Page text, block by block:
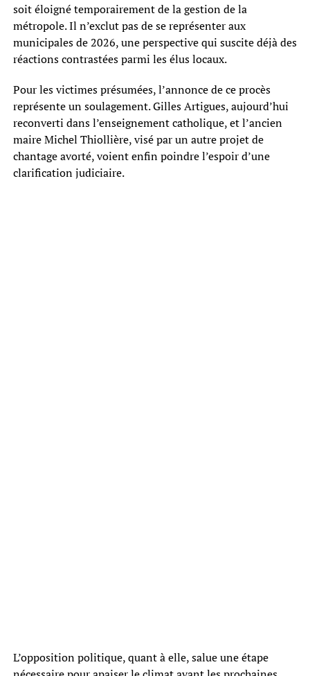
soit éloigné temporairement de la gestion de la
métropole. Il n’exclut pas de se représenter aux
municipales de 2026, une perspective qui suscite déjà des
réactions contrastées parmi les élus locaux.
Pour les victimes présumées, l’annonce de ce procès
représente un soulagement. Gilles Artigues, aujourd’hui
reconverti dans l’enseignement catholique, et l’ancien
maire Michel Thiollière, visé par un autre projet de
chantage avorté, voient enfin poindre l’espoir d’une
clarification judiciaire.
L’opposition politique, quant à elle, salue une étape